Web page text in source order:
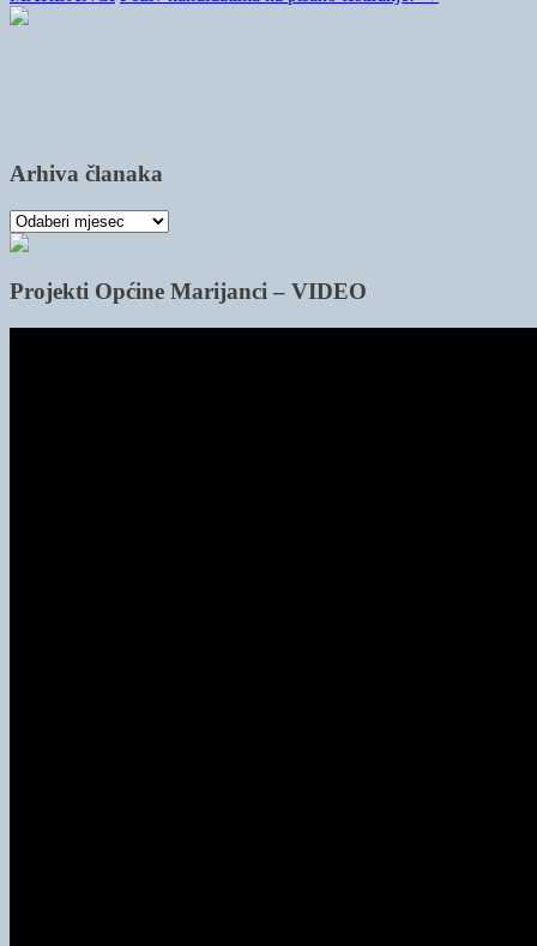
Arhiva članaka
Arhiva
članaka
Projekti Općine Marijanci – VIDEO